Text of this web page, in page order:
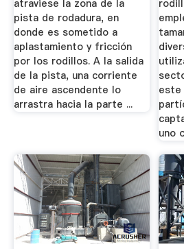
atraviese la zona de la
pista de rodadura, en
donde es sometido a
aplastamiento y fricción
por los rodillos. A la salida
de la pista, una corriente
de aire ascendente lo
arrastra hacia la parte ...
este
uno